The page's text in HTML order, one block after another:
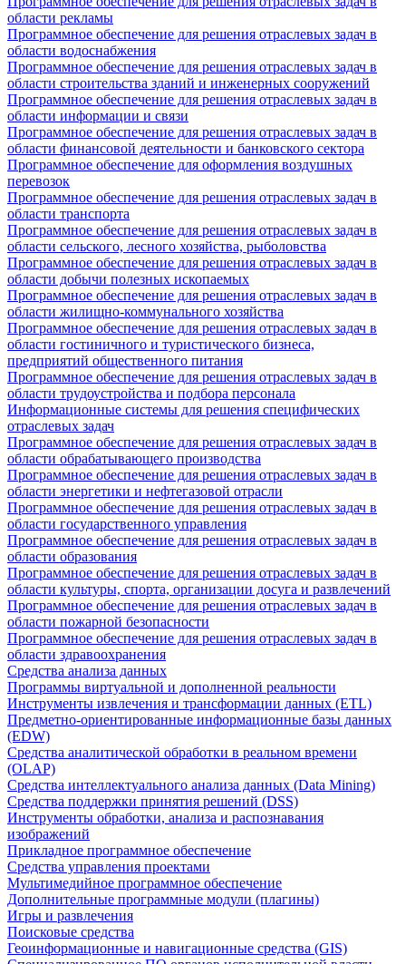
области рекламы
Программное обеспечение для решения отраслевых задач в
области водоснабжения
Программное обеспечение для решения отраслевых задач в
области строительства зданий и инженерных сооружений
Программное обеспечение для решения отраслевых задач в
области информации и связи
Программное обеспечение для решения отраслевых задач в
области финансовой деятельности и банковского сектора
Программное обеспечение для оформления воздушных
перевозок
Программное обеспечение для решения отраслевых задач в
области транспорта
Программное обеспечение для решения отраслевых задач в
области сельского, лесного хозяйства, рыболовства
Программное обеспечение для решения отраслевых задач в
области добычи полезных ископаемых
Программное обеспечение для решения отраслевых задач в
области жилищно-коммунального хозяйства
Программное обеспечение для решения отраслевых задач в
области гостиничного и туристического бизнеса,
предприятий общественного питания
Программное обеспечение для решения отраслевых задач в
области трудоустройства и подбора персонала
Информационные системы для решения специфических
отраслевых задач
Программное обеспечение для решения отраслевых задач в
области обрабатывающего производства
Программное обеспечение для решения отраслевых задач в
области энергетики и нефтегазовой отрасли
Программное обеспечение для решения отраслевых задач в
области государственного управления
Программное обеспечение для решения отраслевых задач в
области образования
Программное обеспечение для решения отраслевых задач в
области культуры, спорта, организации досуга и развлечений
Программное обеспечение для решения отраслевых задач в
области пожарной безопасности
Программное обеспечение для решения отраслевых задач в
области здравоохранения
Средства анализа данных
Программы виртуальной и дополненной реальности
Инструменты извлечения и трансформации данных (ETL)
Предметно-ориентированные информационные базы данных
(EDW)
Средства аналитической обработки в реальном времени
(OLAP)
Средства интеллектуального анализа данных (Data Mining)
Средства поддержки принятия решений (DSS)
Инструменты обработки, анализа и распознавания
изображений
Прикладное программное обеспечение
Средства управления проектами
Мультимедийное программное обеспечение
Дополнительные программные модули (плагины)
Игры и развлечения
Поисковые средства
Геоинформационные и навигационные средства (GIS)